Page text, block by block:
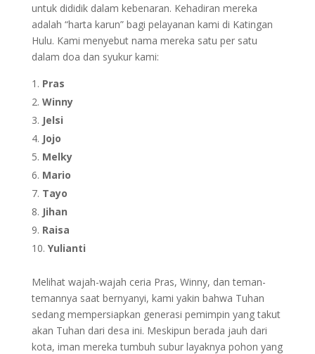
untuk dididik dalam kebenaran. Kehadiran mereka
adalah “harta karun” bagi pelayanan kami di Katingan
Hulu. Kami menyebut nama mereka satu per satu
dalam doa dan syukur kami:
Pras
Winny
Jelsi
Jojo
Melky
Mario
Tayo
Jihan
Raisa
Yulianti
Melihat wajah-wajah ceria Pras, Winny, dan teman-
temannya saat bernyanyi, kami yakin bahwa Tuhan
sedang mempersiapkan generasi pemimpin yang takut
akan Tuhan dari desa ini. Meskipun berada jauh dari
kota, iman mereka tumbuh subur layaknya pohon yang